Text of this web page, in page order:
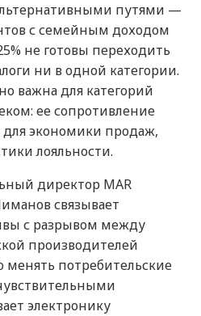
путями —
с семейным доходом
не готовы переходить
ни в одной категории.
важна для категорий
ее сопротивление
экономики продаж,
лояльности.
директор MAR
связывает
с разрывом между
производителей
менять потребительские
электронику